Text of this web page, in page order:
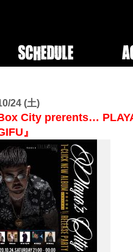
24 (土)
City prerents…
』